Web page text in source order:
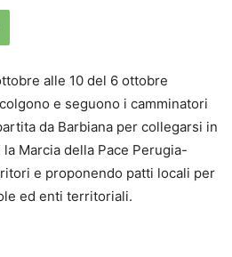
alle 10 del 6 ottobre
e seguono i camminatori
da Barbiana per collegarsi in
Marcia della Pace Perugia-
e proponendo patti locali per
ed enti territoriali.